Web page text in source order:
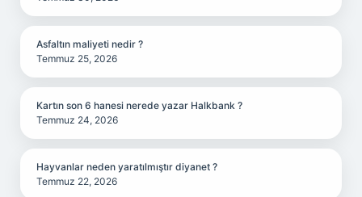
Asfaltın maliyeti nedir ?
Temmuz 25, 2026
Kartın son 6 hanesi nerede yazar Halkbank ?
Temmuz 24, 2026
Hayvanlar neden yaratılmıştır diyanet ?
Temmuz 22, 2026